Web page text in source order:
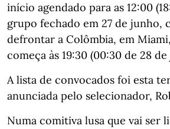
início agendado para as 12:00
grupo fechado em 27 de junho,
defrontar a Colômbia, em
começa às 19:30 (00:30 de 28
A lista de convocados foi esta
anunciada pelo selecionador,
Numa comitiva lusa que vai ser